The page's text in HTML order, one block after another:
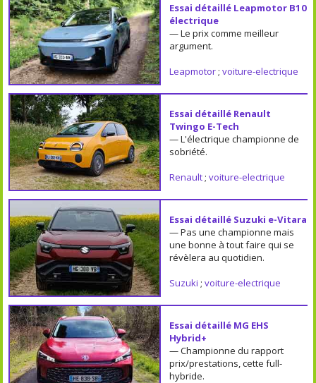
Essai détaillé Leapmotor B10
électrique
— Le prix comme meilleur
argument.
Leapmotor; voiture-electrique
Essai détaillé Renault
Twingo E-Tech
— L'électrique championne de
sobriété.
Renault; voiture-electrique
Essai détaillé Suzuki e-Vitara
— Pas une championne mais
une bonne à tout faire qui se
révèlera au quotidien.
Suzuki ; voiture-electrique
Essai détaillé MG EHS
Hybrid+
— Championne du rapport
prix/prestations, cette full-
hybride.